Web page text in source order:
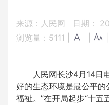
来源：人民网
日期：
浏览量： 5111
人民网长沙4月14日
好的生态环境是最公平
福祉。”在开局起步“十五